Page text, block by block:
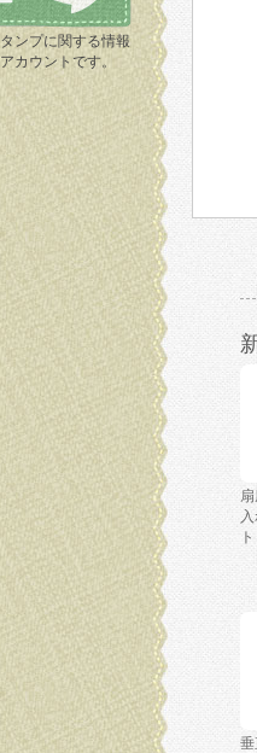
ンプに関する情報
カウントです。
ト
垂